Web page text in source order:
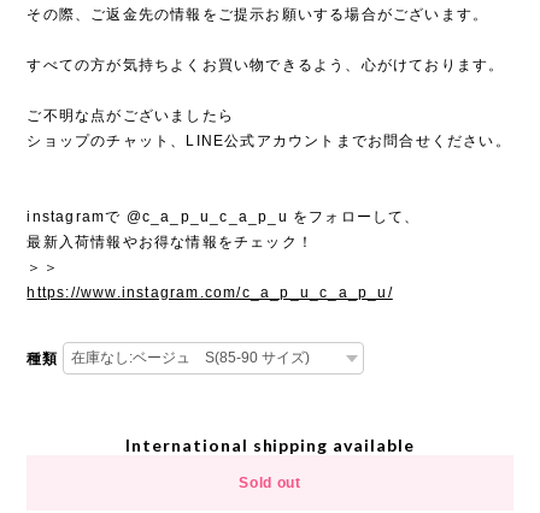
その際、ご返金先の情報をご提示お願いする場合がございます。
すべての方が気持ちよくお買い物できるよう、心がけております。
ご不明な点がございましたら
ショップのチャット、LINE公式アカウントまでお問合せください。
instagramで @c_a_p_u_c_a_p_u をフォローして、
最新入荷情報やお得な情報をチェック！
＞＞
https://www.instagram.com/c_a_p_u_c_a_p_u/
種類
International shipping available
Sold out